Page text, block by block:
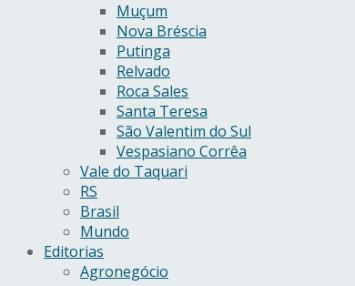
Muçum
Nova Bréscia
Putinga
Relvado
Roca Sales
Santa Teresa
São Valentim do Sul
Vespasiano Corrêa
Vale do Taquari
RS
Brasil
Mundo
Editorias
Agronegócio